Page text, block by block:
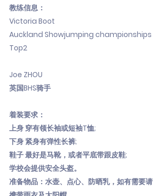
教练信息：
Victoria Boot
Auckland Showjumping championships
Top2
Joe ZHOU
英国BHS骑手
着装要求：
上身 穿有领长袖或短袖T恤;
下身 紧身有弹性长裤;
鞋子 最好是马靴，或者平底带跟皮鞋;
学校会提供安全头盔。
准备物品：水壶、点心、防晒乳，如有需要请